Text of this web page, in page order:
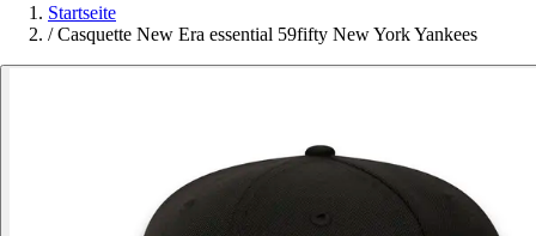
Startseite
/ Casquette New Era essential 59fifty New York Yankees